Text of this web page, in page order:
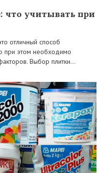
что учитывать при
отличный способ
при этом необходимо
Выбор плитки…